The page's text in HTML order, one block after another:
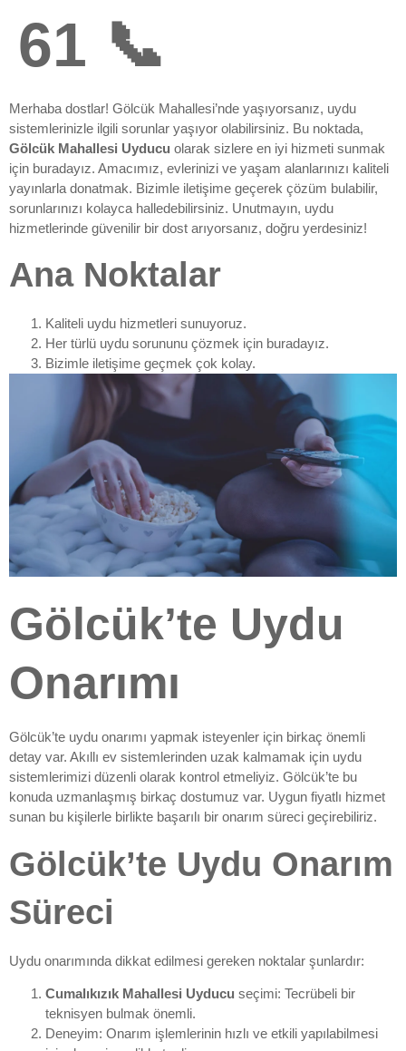
61 📞
Merhaba dostlar! Gölcük Mahallesi’nde yaşıyorsanız, uydu
sistemlerinizle ilgili sorunlar yaşıyor olabilirsiniz. Bu noktada,
Gölcük Mahallesi Uyducu olarak sizlere en iyi hizmeti sunmak
için buradayız. Amacımız, evlerinizi ve yaşam alanlarınızı kaliteli
yayınlarla donatmak. Bizimle iletişime geçerek çözüm bulabilir,
sorunlarınızı kolayca halledebilirsiniz. Unutmayın, uydu
hizmetlerinde güvenilir bir dost arıyorsanız, doğru yerdesiniz!
Ana Noktalar
Kaliteli uydu hizmetleri sunuyoruz.
Her türlü uydu sorununu çözmek için buradayız.
Bizimle iletişime geçmek çok kolay.
Gölcük’te Uydu
Onarımı
Gölcük’te uydu onarımı yapmak isteyenler için birkaç önemli
detay var. Akıllı ev sistemlerinden uzak kalmamak için uydu
sistemlerimizi düzenli olarak kontrol etmeliyiz. Gölcük’te bu
konuda uzmanlaşmış birkaç dostumuz var. Uygun fiyatlı hizmet
sunan bu kişilerle birlikte başarılı bir onarım süreci geçirebiliriz.
Gölcük’te Uydu Onarım
Süreci
Uydu onarımında dikkat edilmesi gereken noktalar şunlardır:
Cumalıkızık Mahallesi Uyducu seçimi: Tecrübeli bir
teknisyen bulmak önemli.
Deneyim: Onarım işlemlerinin hızlı ve etkili yapılabilmesi